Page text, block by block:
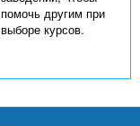
помочь другим при
выборе курсов.